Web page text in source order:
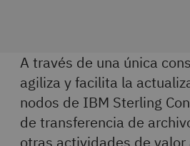
A través de una única
agiliza y facilita la
nodos de IBM Sterling
de transferencia de
otras actividades de valor